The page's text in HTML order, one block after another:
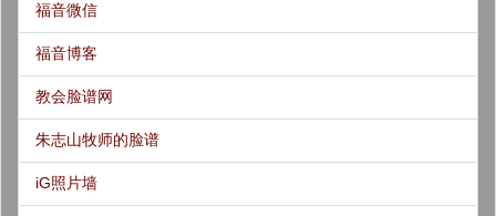
福音微信
福音博客
教会脸谱网
朱志山牧师的脸谱
iG照片墙